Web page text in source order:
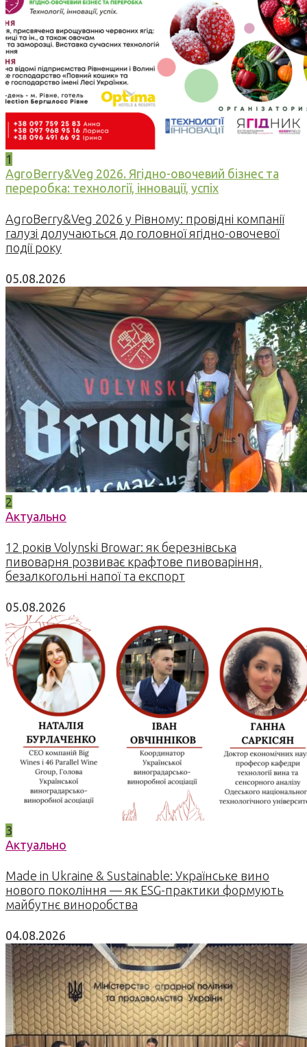
1
AgroBerry&Veg 2026. Ягідно-овочевий бізнес та
переробка: технології, інновації, успіх
AgroBerry&Veg 2026 у Рівному: провідні компанії
галузі долучаються до головної ягідно-овочевої
події року
05.08.2026
2
Актуально
12 років Volynski Browar: як березнівська
пивоварня розвиває крафтове пивоваріння,
безалкогольні напої та експорт
05.08.2026
3
Актуально
Made in Ukraine & Sustainable: Українське вино
нового покоління — як ESG-практики формують
майбутнє виноробства
04.08.2026